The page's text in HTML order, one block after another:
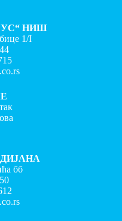
НИШ
1/I
бб